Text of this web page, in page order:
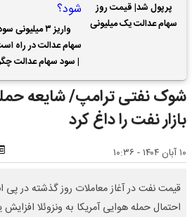
پرپول شد| قیمت روز
سهام عدالت یک میلیونی
واریز ۳ میلیونی
سهام عدالت در راه
| سود سهام عدالت
محاسبه می شود؟
شوک نفتی ترامپ/ شایعه حمله
بازار نفت را داغ کرد
۱۰ آبان ۱۴۰۴ - ۱۰:۳۶
قیمت نفت در آغاز معاملات روز گذشته در پی
احتمال حمله هوایی آمریکا به ونزوئلا